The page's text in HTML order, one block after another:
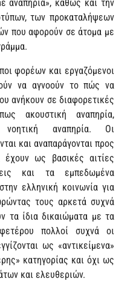
αναπηρία», καθώς και την
των προκαταλήψεων
που αφορούν σε άτομα με
φορέων και εργαζόμενοι
να αγνοούν το πώς να
ανήκουν σε διαφορετικές
ακουστική αναπηρία,
αναπηρία. Οι
και αναπαράγονται προς
ως βασικές αιτίες
και τα εμπεδωμένα
ελληνική κοινωνία για
τους αρκετά συχνά
τα ίδια δικαιώματα με τα
πολλοί συχνά οι
ως «αντικείμενα»
κατηγορίας και όχι ως
και ελευθεριών.